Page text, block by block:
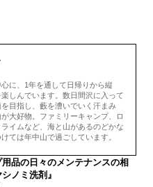
に、1年を通して日帰りから縦
しんでいます。数日間沢に入って
目指し、藪を漕いでいく汗まみ
大好物。ファミリーキャンプ、ロ
イムなど、海と山があるのどかな
ては年中山で過ごしています。
用品の日々のメンテナンスの相
ノミ洗剤』